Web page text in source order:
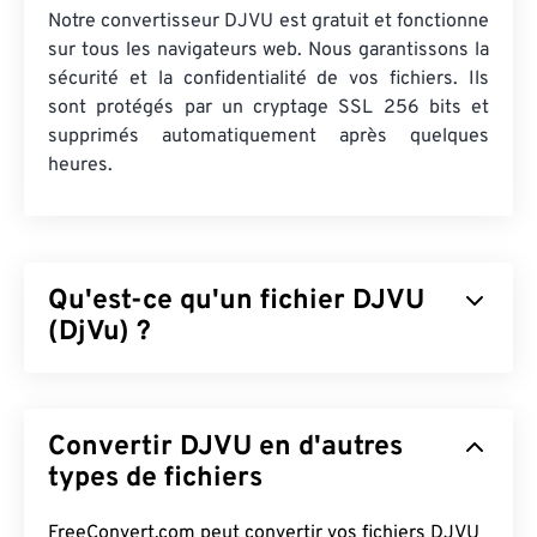
Notre convertisseur DJVU est gratuit et fonctionne
sur tous les navigateurs web. Nous garantissons la
sécurité et la confidentialité de vos fichiers. Ils
sont protégés par un cryptage SSL 256 bits et
supprimés automatiquement après quelques
heures.
Qu'est-ce qu'un fichier DJVU
(DjVu) ?
haute résolution. Bien que similaire aux formats
TIFFetPDF, DjVu offre une compression bien plus
sont le plus souvent utilisés pour stocker des
Convertir DJVU en d'autres
types de fichiers